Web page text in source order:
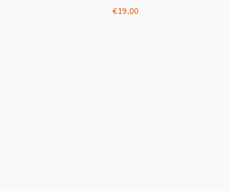
€19,00